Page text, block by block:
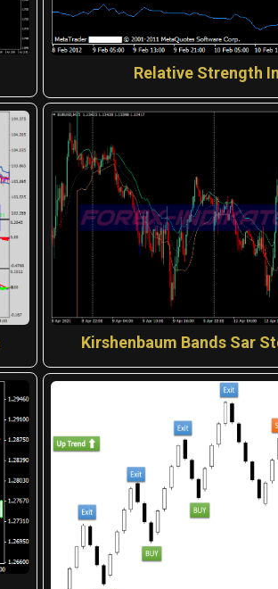
Relative Strength
Kirshenbaum Bands Sar